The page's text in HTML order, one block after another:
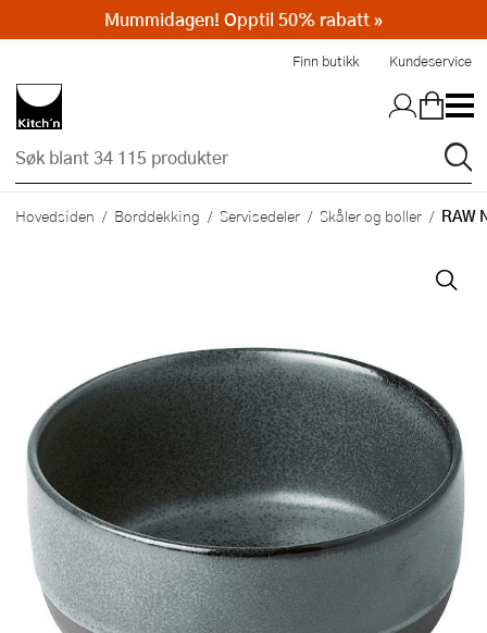
Finn butikk Kundeservice
Hovedsiden Borddekking Servisedeler Skåler og boller RAW
Mummidagen! Opptil 50% rabatt »